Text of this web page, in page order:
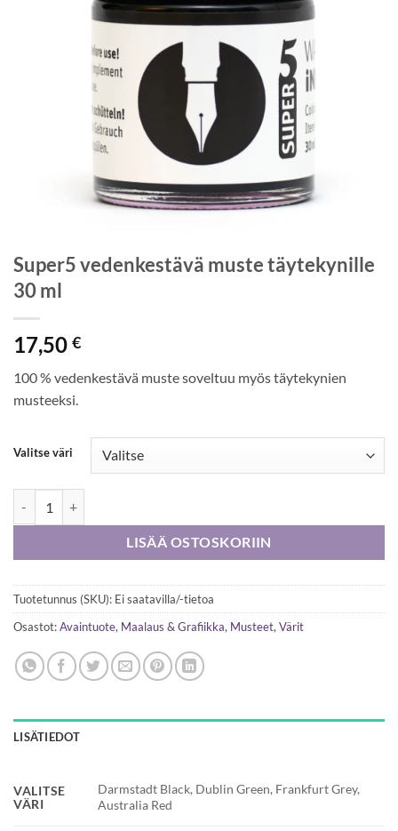
Super5 vedenkestävä muste täytekynille
30 ml
17,50 €
100 % vedenkestävä muste soveltuu myös täytekynien
musteeksi.
Valitse väri
LISÄÄ OSTOSKORIIN
Tuotetunnus (SKU): Ei saatavilla/-tietoa
Osastot:Avaintuote, Maalaus & Grafiikka, Musteet,Värit
LISÄTIEDOT
VALITSE
VÄRI
Darmstadt Black, Dublin Green, Frankfurt Grey,
Australia Red